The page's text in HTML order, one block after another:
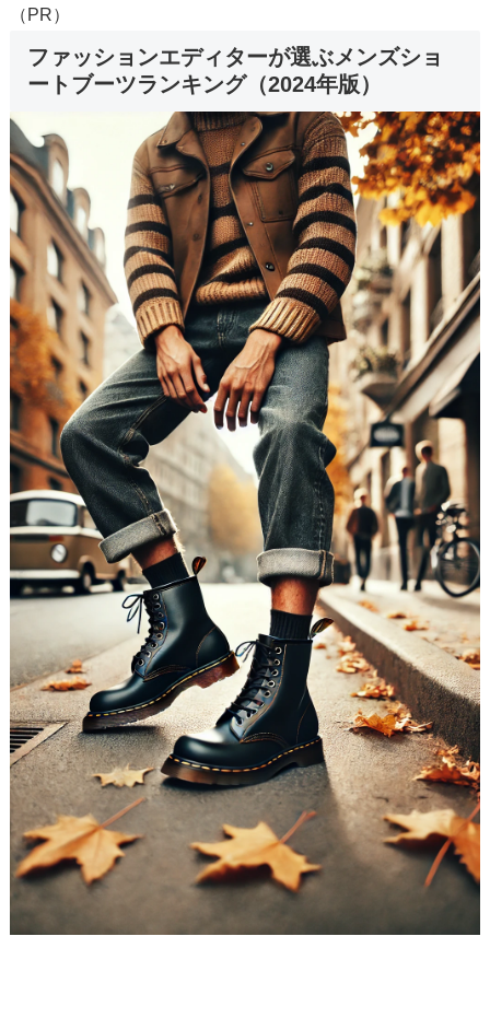
（PR）
ファッションエディターが選ぶメンズショ
ートブーツランキング（2024年版）